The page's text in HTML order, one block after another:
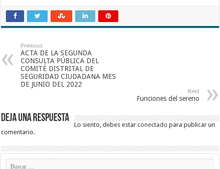
Previous
ACTA DE LA SEGUNDA
CONSULTA PÚBLICA DEL
COMITÉ DISTRITAL DE
SEGURIDAD CIUDADANA MES
DE JUNIO DEL 2022
Next
Funciones del sereno
Deja una respuesta
Lo siento, debes estarconectado para publicar un
comentario.